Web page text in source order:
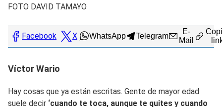
FOTO DAVID TAMAYO
Facebook X WhatsApp Telegram
E-
Mail
Víctor Wario
Hay cosas que ya están escritas. Gente de mayor edad
suele decir ‘cuando te toca, aunque te quites y cuando